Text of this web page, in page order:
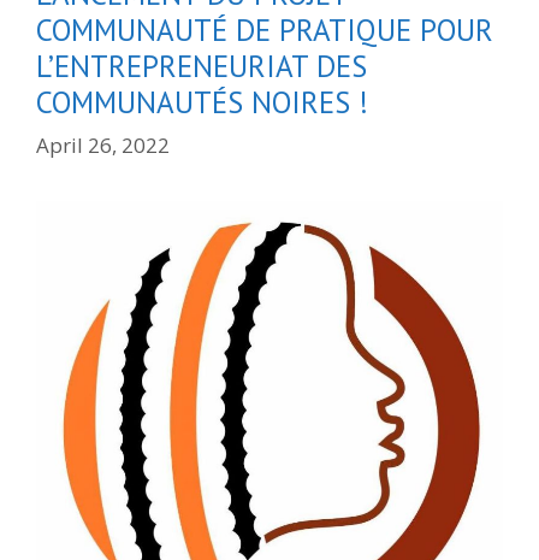
COMMUNAUTÉ DE PRATIQUE POUR
L’ENTREPRENEURIAT DES
COMMUNAUTÉS NOIRES !
April 26, 2022